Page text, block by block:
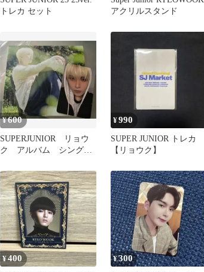
トレカ セット
アクリルスタンド
¥600
SUPERJUNIOR リョウ
ク アルバム シング
¥990
SUPER JUNIOR トレカ
【リョウク】
¥400 ¥300